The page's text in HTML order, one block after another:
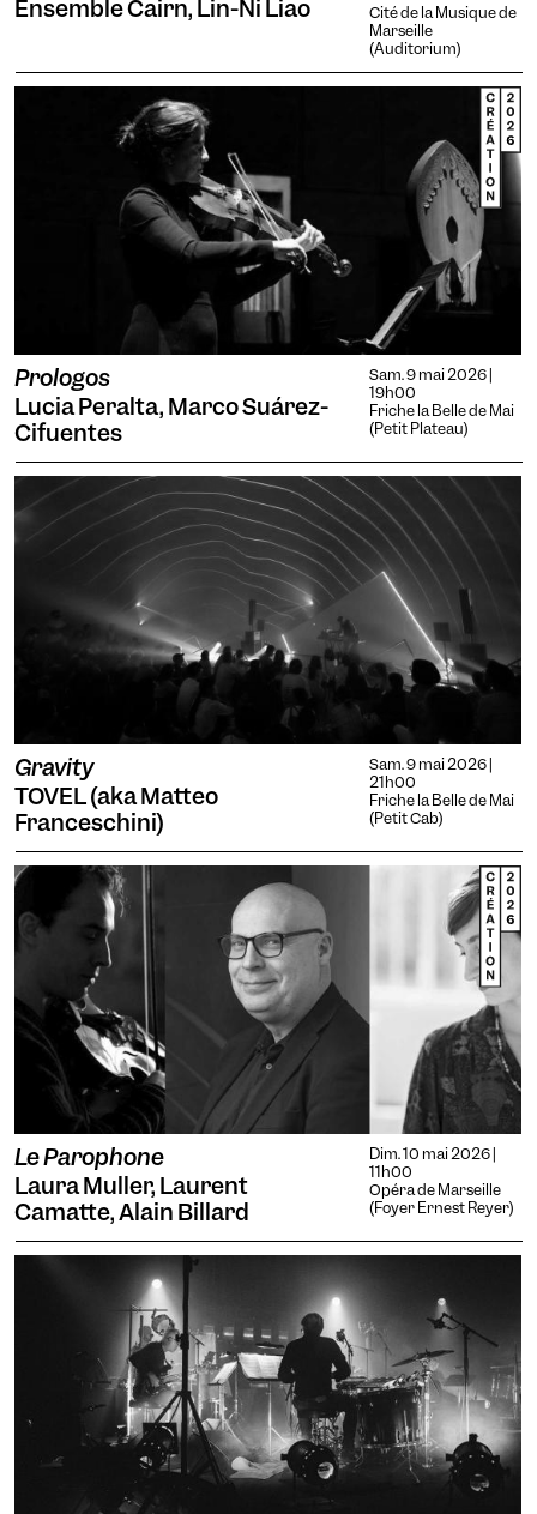
Ensemble Cairn, Lin-Ni Liao
Cité de la Musique de
Marseille
(Auditorium)
Prologos
Lucia Peralta, Marco Suárez-
Cifuentes
Sam. 9 mai 2026 |
19h00
Friche la Belle de Mai
(Petit Plateau)
Gravity
TOVEL (aka Matteo
Franceschini)
Sam. 9 mai 2026 |
21h00
Friche la Belle de Mai
(Petit Cab)
Le Parophone
Laura Muller, Laurent
Camatte, Alain Billard
Dim. 10 mai 2026 |
11h00
Opéra de Marseille
(Foyer Ernest Reyer)